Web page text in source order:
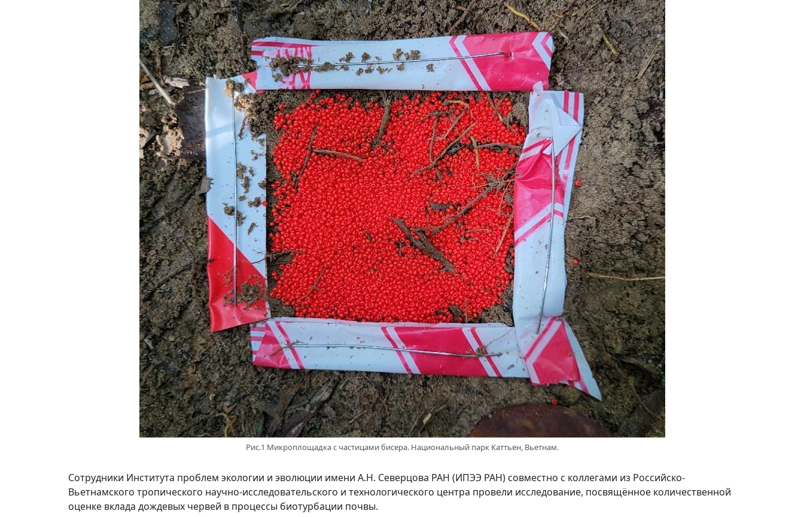
Рис.1 Микроплощадка с частицами бисера. Национальный парк Каттьен, Вьетнам.
Сотрудники Института проблем экологии и эволюции имени А.Н. Северцова РАН (ИПЭЭ РАН) совместно с коллегами из Российско-
Вьетнамского тропического научно-исследовательского и технологического центра провели исследование, посвящённое количественной
оценке вклада дождевых червей в процессы биотурбации почвы.